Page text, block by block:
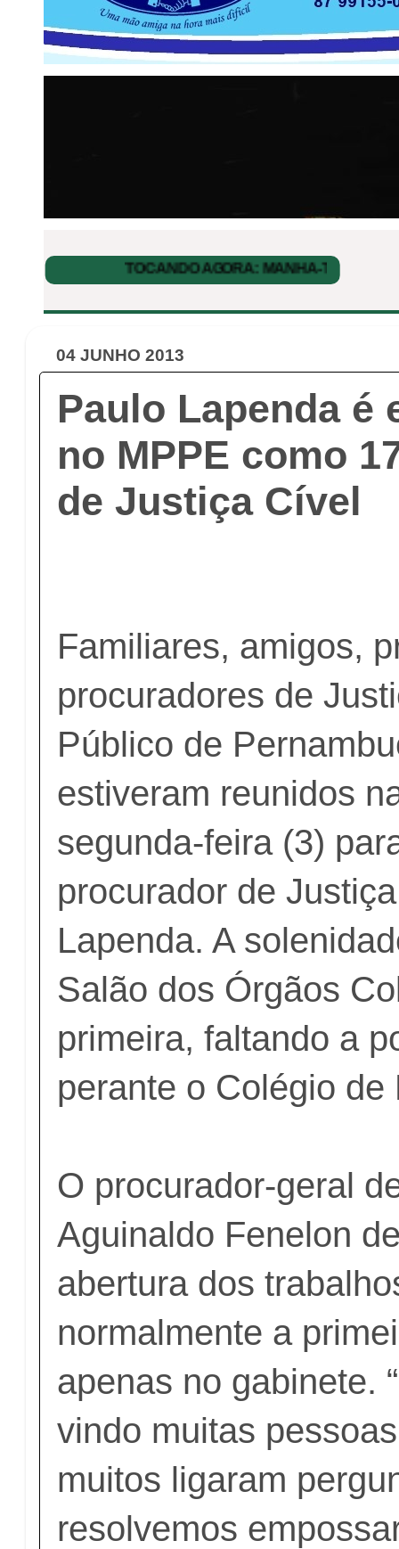
04 JUNHO 2013
Paulo Lapenda é
no MPPE como
de Justiça Cível
Familiares, amigos,
procuradores de
Público de
estiveram reunidos
segunda-feira (3)
procurador de
Lapenda. A
Salão dos Órgãos
primeira, faltando a
perante o Colégio de
O procurador-geral
Aguinaldo Fenelon
abertura dos
normalmente a
apenas no gabinete.
vindo muitas
muitos ligaram
resolvemos